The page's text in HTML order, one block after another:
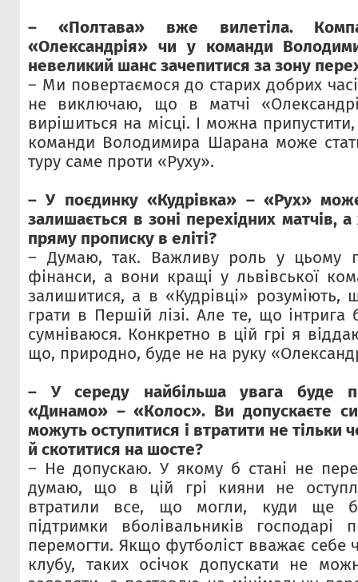
– «Полтава» вже вилетіла.
«Олександрія» чи у команди
невеликий шанс зачепитися за зону
– Ми повертаємося до старих добрих
не виключаю, що в матчі
вирішиться на місці. І можна
команди Володимира Шарана може
туру саме проти «Руху».
– У поєдинку «Кудрівка» – «Рух»
залишається в зоні перехідних матчів,
пряму прописку в еліті?
– Думаю, так. Важливу роль у цьому
фінанси, а вони кращі у львівської
залишитися, а в «Кудрівці»
грати в Першій лізі. Але те, що
сумніваюся. Конкретно в цій грі я
що, природно, буде не на руку
– У середу найбільша увага буде
«Динамо» – «Колос». Ви допускаєте
можуть оступитися і втратити не тільки
й скотитися на шосте?
– Не допускаю. У якому б стані не
думаю, що в цій грі кияни не
втратили все, що могли, куди ще
підтримки вболівальників господарі
перемогти. Якщо футболіст вважає себе
клубу, таких осічок допускати не